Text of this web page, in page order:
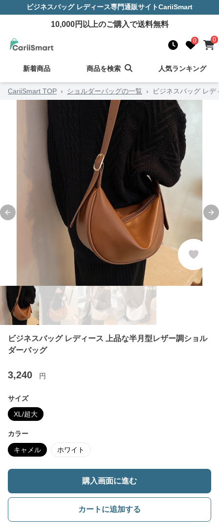
ビジネスバッグ レディース専門通販サイトCariiSmart
10,000円以上のご購入で送料無料
0 0
新着商品 商品を検索 人気ランキング
CariiSmart TOP › ショルダーバッグの一覧 › ビジネスバッグ レ
Previous slide
ビジネスバッグ レディース 上品な半月型レザー調ショル
ダーバッグ
3,240 円
サイズ
XL/超大
カラー
キャメル ホワイト
購入画面に進む
カートに追加する